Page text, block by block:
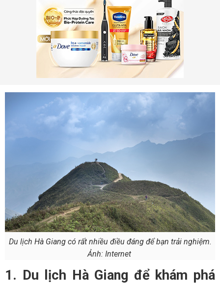
Du lịch Hà Giang có rất nhiều điều đáng để bạn trải nghiệm.
Ảnh: Internet
1. Du lịch Hà Giang để khám phá